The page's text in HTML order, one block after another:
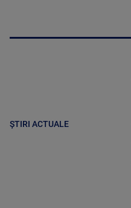
ȘTIRI ACTUALE